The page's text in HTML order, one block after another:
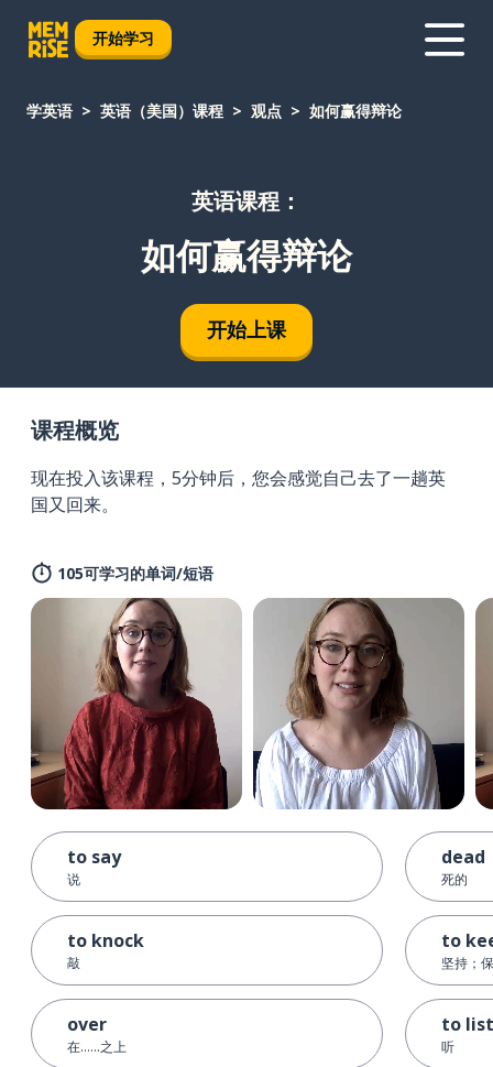
开始学习
学英语 英语（美国）课程 观点 如何赢得辩论
英语课程：
如何赢得辩论
开始上课
课程概览
现在投入该课程，5分钟后，您会感觉自己去了一趟英
国又回来。
105可学习的单词/短语
to say
说
to knock
敲
over
在......之上
dead
死的
to
坚持；
to
听